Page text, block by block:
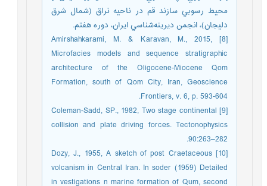
محيط رسوبي سازند قم در ناحيه نراق (شمال شرق
دليجان)، انجمن ديرينه‌شناسي ايران، دوره هفتم.
[8] Amirshahkarami, M. & Karavan, M., 2015,
Microfacies models and sequence stratigraphic
architecture of the Oligocene-Miocene Qom
Formation, south of Qom City, Iran, Geoscience
Frontiers, v. 6, p. 593-604.
[9] Coleman-Sadd, SP., 1982, Two stage continental
collision and plate driving forces. Tectonophysics
90:263–282.
[10] Dozy, J., 1955, A sketch of post Craetaceous
volcanism in Central Iran. In soder (1959) Detailed
in vestigations n marine formation of Qum, second